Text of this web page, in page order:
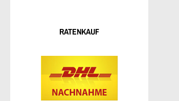
RATENKAUF